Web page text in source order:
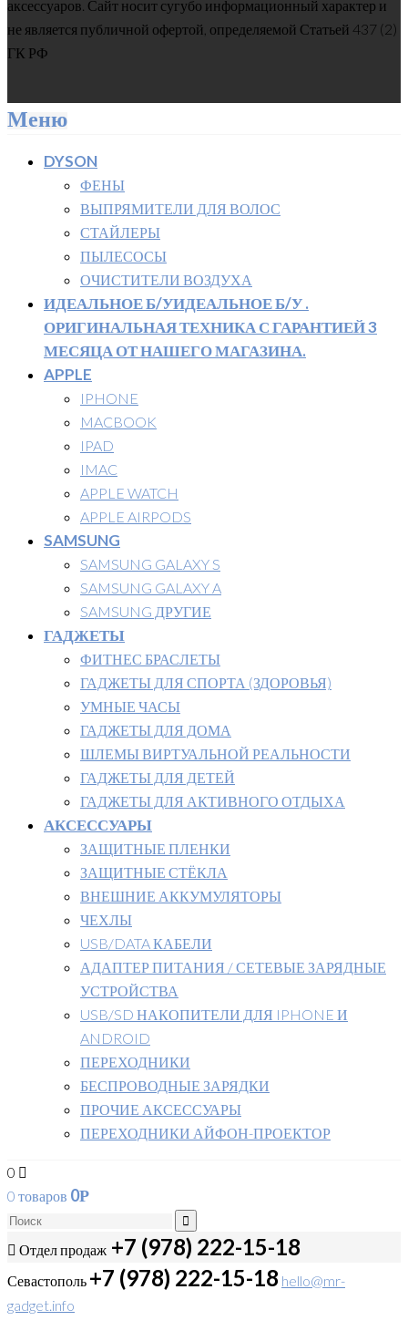
аксессуаров. Сайт носит сугубо информационный характер и
не является публичной офертой, определяемой Статьей 437 (2)
ГК РФ
Меню
DYSON
ФЕНЫ
ВЫПРЯМИТЕЛИ ДЛЯ ВОЛОС
СТАЙЛЕРЫ
ПЫЛЕСОСЫ
ОЧИСТИТЕЛИ ВОЗДУХА
ИДЕАЛЬНОЕ Б/УИДЕАЛЬНОЕ Б/У .
ОРИГИНАЛЬНАЯ ТЕХНИКА С ГАРАНТИЕЙ 3
МЕСЯЦА ОТ НАШЕГО МАГАЗИНА.
APPLE
IPHONE
MACBOOK
IPAD
IMAC
APPLE WATCH
APPLE AIRPODS
SAMSUNG
SAMSUNG GALAXY S
SAMSUNG GALAXY A
SAMSUNG ДРУГИЕ
ГАДЖЕТЫ
ФИТНЕС БРАСЛЕТЫ
ГАДЖЕТЫ ДЛЯ СПОРТА (ЗДОРОВЬЯ)
УМНЫЕ ЧАСЫ
ГАДЖЕТЫ ДЛЯ ДОМА
ШЛЕМЫ ВИРТУАЛЬНОЙ РЕАЛЬНОСТИ
ГАДЖЕТЫ ДЛЯ ДЕТЕЙ
ГАДЖЕТЫ ДЛЯ АКТИВНОГО ОТДЫХА
АКСЕССУАРЫ
ЗАЩИТНЫЕ ПЛЕНКИ
ЗАЩИТНЫЕ СТЁКЛА
ВНЕШНИЕ АККУМУЛЯТОРЫ
ЧЕХЛЫ
USB/DATA КАБЕЛИ
АДАПТЕР ПИТАНИЯ / СЕТЕВЫЕ ЗАРЯДНЫЕ
УСТРОЙСТВА
USB/SD НАКОПИТЕЛИ ДЛЯ IPHONE И
ANDROID
ПЕРЕХОДНИКИ
БЕСПРОВОДНЫЕ ЗАРЯДКИ
ПРОЧИЕ АКСЕССУАРЫ
ПЕРЕХОДНИКИ АЙФОН-ПРОЕКТОР
0
0 товаров 0Р
Отдел продаж +7 (978) 222-15-18
Севастополь +7 (978) 222-15-18 hello@mr-
gadget.info